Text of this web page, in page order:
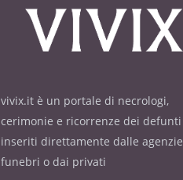
vivix.it è un portale di necrologi,
cerimonie e ricorrenze dei defunti
inseriti direttamente dalle agenzie
funebri o dai privati